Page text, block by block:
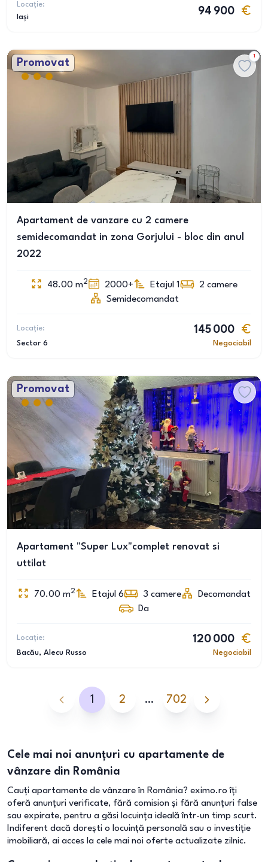
Locație:
Iași
94 900
Promovat
1
Apartament de vanzare cu 2 camere
semidecomandat in zona Gorjului - bloc din anul
2022
48.00 m2 2000+ Etajul 1 2 camere
Semidecomandat
Locație:
Sector 6
145 000
Negociabil
Promovat
Apartament "Super Lux"complet renovat si
uttilat
70.00 m2 Etajul 6 3 camere
Decomandat
Da
Locație:
Bacău, Alecu Russo
120 000
Negociabil
1 2 … 702
Cele mai noi anunțuri cu apartamente de
vânzare din România
Cauți apartamente de vânzare în România? eximo.ro îți
oferă anunțuri verificate, fără comision și fără anunțuri false
sau expirate, pentru a găsi locuința ideală într-un timp scurt.
Indiferent dacă dorești o locuință personală sau o investiție
imobiliară, ai acces la cele mai noi oferte actualizate zilnic.